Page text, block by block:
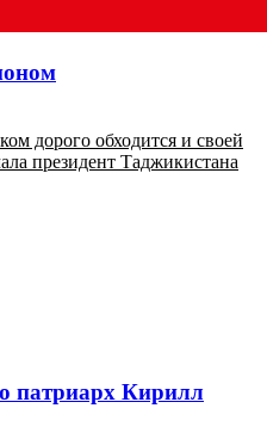
дорого обходится и своей
президент Таджикистана
патриарх Кирилл